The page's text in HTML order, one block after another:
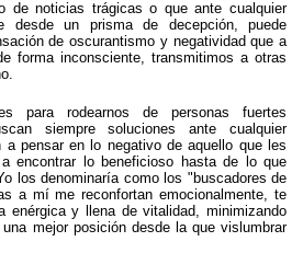
de noticias trágicas o que ante cualquier
desde un prisma de decepción, puede
de oscurantismo y negatividad que a
forma inconsciente, transmitimos a otras
para rodearnos de personas fuertes
siempre soluciones ante cualquier
pensar en lo negativo de aquello que les
encontrar lo beneficioso hasta de lo que
los denominaría como los "buscadores de
a mí me reconfortan emocionalmente, te
enérgica y llena de vitalidad, minimizando
mejor posición desde la que vislumbrar